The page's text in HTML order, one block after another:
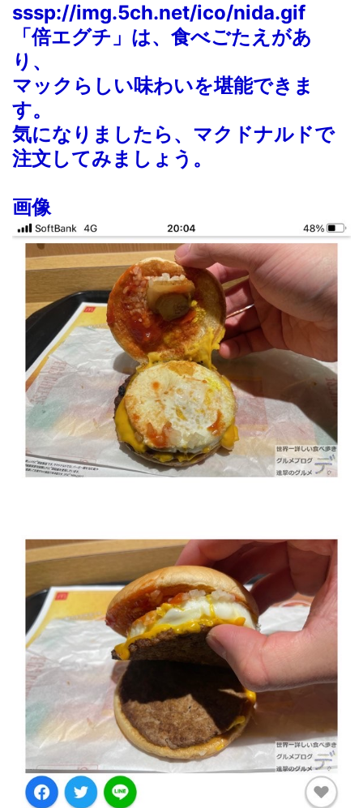
sssp://img.5ch.net/ico/nida.gif
「倍エグチ」は、食べごたえがあ
り、
マックらしい味わいを堪能できま
す。
気になりましたら、マクドナルドで
注文してみましょう。
画像